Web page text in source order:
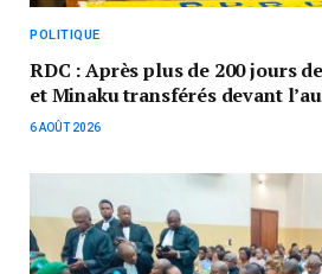
POLITIQUE
RDC : Après plus de 200 jours
et Minaku transférés devant
6 AOÛT 2026